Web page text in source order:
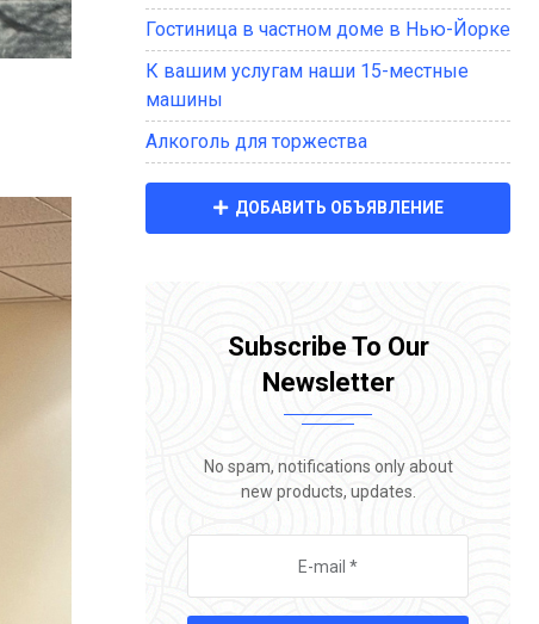
Гостиница в частном доме в Нью-Йорке
К вашим услугам наши 15-местные
машины
Алкоголь для торжества
ДОБАВИТЬ ОБЪЯВЛЕНИЕ
Subscribe To Our
Newsletter
No spam, notifications only about
new products, updates.